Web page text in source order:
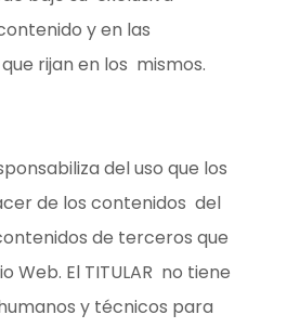
y en las
rijan en los mismos.
del uso que los
de los contenidos del
de terceros que
Web. El TITULAR no tiene
y técnicos para